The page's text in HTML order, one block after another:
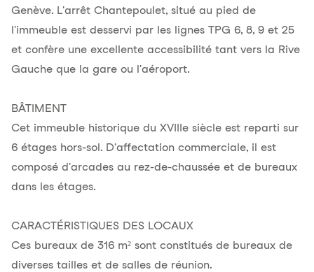
Genève. L'arrêt Chantepoulet, situé au pied de
l'immeuble est desservi par les lignes TPG 6, 8, 9 et 25
et confère une excellente accessibilité tant vers la Rive
Gauche que la gare ou l'aéroport.
BÂTIMENT
Cet immeuble historique du XVIIIe siècle est reparti sur
6 étages hors-sol. D'affectation commerciale, il est
composé d'arcades au rez-de-chaussée et de bureaux
dans les étages.
CARACTÉRISTIQUES DES LOCAUX
Ces bureaux de 316 m² sont constitués de bureaux de
diverses tailles et de salles de réunion.